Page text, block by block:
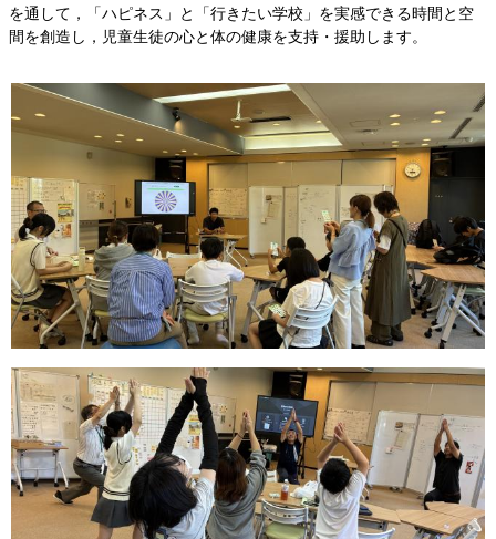
を通して，「ハピネス」と「行きたい学校」を実感できる時間と空
間を創造し，児童生徒の心と体の健康を支持・援助します。